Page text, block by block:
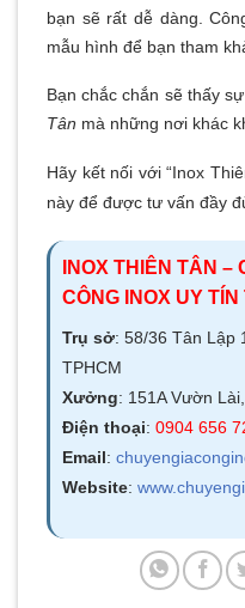
bạn sẽ rất dễ dàng.
mẫu hình để bạn tham
Bạn chắc chắn sẽ thấy
Tân mà những nơi khác
Hãy kết nối với “Inox
này để được tư vấn đầy
INOX THIÊN TÂN
CÔNG INOX UY TÍN
Trụ sở: 58/36 Tân Lập
TPHCM
Xưởng: 151A Vườn
Điện thoại: 0904 656
Email:
Website: